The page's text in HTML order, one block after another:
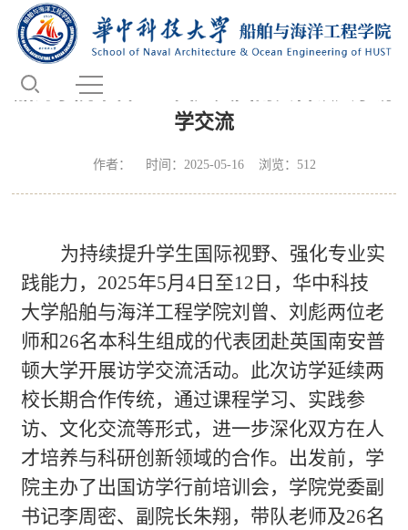
新闻动态
当前位置：首页 - 新闻动态 - 正文
船海学院本科生组团赴英国南安普顿大学访
学交流
作者： 时间：2025-05-16 浏览： 512
为持续提升学生国际视野、强化专业实
践能力， 2025年5月4 日至12 日，华中科技
大学船舶与海洋工程学院刘曾、刘彪两位老
师和26名本科生组成的代表团赴英国南安普
顿大学开展访学交流活动。此次访学延续两
校长期合作传统，通过课程学习、实践参
访、文化交流等形式，进一步深化双方在人
才培养与科研创新领域的合作。出发前，学
院主办了出国访学行前培训会，学院党委副
书记李周密、副院长朱翔，带队老师及26名